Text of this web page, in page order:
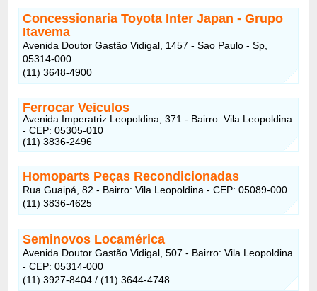
Concessionaria Toyota Inter Japan - Grupo
Itavema
Avenida Doutor Gastão Vidigal, 1457 - Sao Paulo - Sp,
05314-000
(11) 3648-4900
Ferrocar Veiculos
Avenida Imperatriz Leopoldina, 371 - Bairro: Vila Leopoldina
- CEP: 05305-010
(11) 3836-2496
Homoparts Peças Recondicionadas
Rua Guaipá, 82 - Bairro: Vila Leopoldina - CEP: 05089-000
(11) 3836-4625
Seminovos Locamérica
Avenida Doutor Gastão Vidigal, 507 - Bairro: Vila Leopoldina
- CEP: 05314-000
(11) 3927-8404 / (11) 3644-4748